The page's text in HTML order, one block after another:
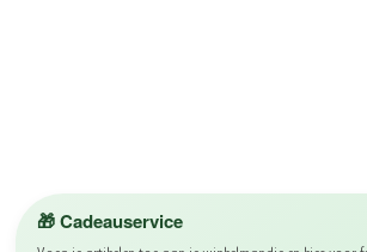
🎁 Cadeauservice